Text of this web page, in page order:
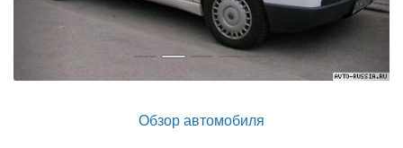
Обзор автомобиля